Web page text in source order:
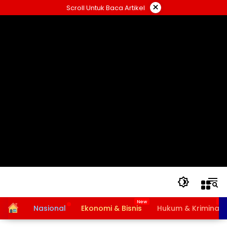
ke
Scroll Untuk Baca Artikel ×
HomeNasional Ekonomi & Bisnis Hukum & Kriminal